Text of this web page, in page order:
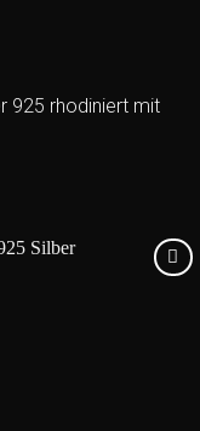
925 rhodiniert mit